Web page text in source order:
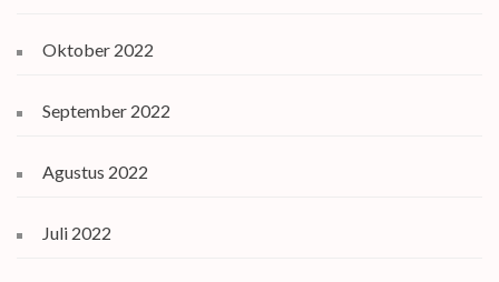
Oktober 2022
September 2022
Agustus 2022
Juli 2022